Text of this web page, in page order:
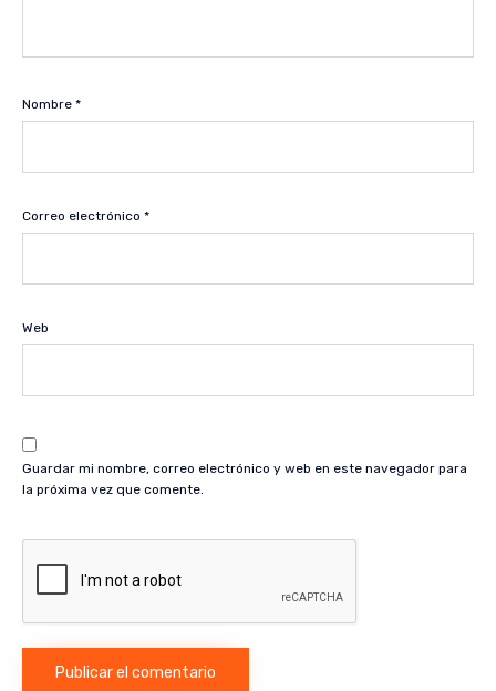
Nombre *
Correo electrónico *
Web
Guardar mi nombre, correo electrónico y web en este navegador para
la próxima vez que comente.